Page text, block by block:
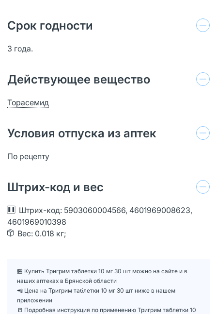
Срок годности
3 года.
Действующее вещество
Торасемид
Условия отпуска из аптек
По рецепту
Штрих-код и вес
Штрих-код: 5903060004566, 4601969008623,
4601969010398
Вес: 0.018 кг;
🏪 Купить Тригрим таблетки 10 мг 30 шт можно на сайте и в
наших аптеках в Брянской области
📲 Цена на Тригрим таблетки 10 мг 30 шт ниже в нашем
приложении
📒 Подробная инструкция по применению Тригрим таблетки 10